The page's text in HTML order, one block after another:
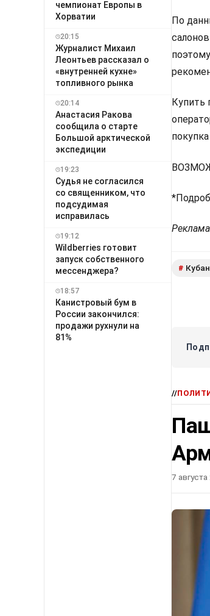
чемпионат Европы в
Хорватии
20:15
Журналист Михаил
Леонтьев рассказал о
«внутренней кухне»
топливного рынка
20:14
Анастасия Ракова
сообщила о старте
Большой арктической
экспедиции
19:23
Судья не согласился
со священником, что
подсудимая
исправилась
19:12
Wildberries готовит
запуск собственного
мессенджера?
18:57
Канистровый бум в
России закончился:
продажи рухнули на
81%
По
Купить
#
//
7